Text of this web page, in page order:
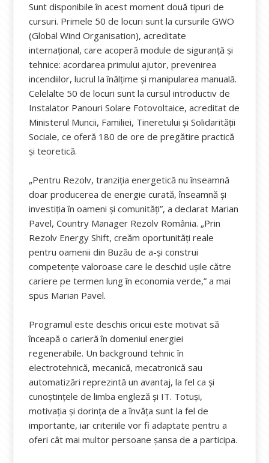
Sunt disponibile în acest moment două tipuri de
cursuri. Primele 50 de locuri sunt la cursurile GWO
(Global Wind Organisation), acreditate
internațional, care acoperă module de siguranță și
tehnice: acordarea primului ajutor, prevenirea
incendiilor, lucrul la înălțime și manipularea manuală.
Celelalte 50 de locuri sunt la cursul introductiv de
Instalator Panouri Solare Fotovoltaice, acreditat de
Ministerul Muncii, Familiei, Tineretului și Solidarității
Sociale, ce oferă 180 de ore de pregătire practică
și teoretică.
„Pentru Rezolv, tranziția energetică nu înseamnă
doar producerea de energie curată, înseamnă și
investiția în oameni și comunități”, a declarat Marian
Pavel, Country Manager Rezolv România. „Prin
Rezolv Energy Shift, creăm oportunități reale
pentru oamenii din Buzău de a-și construi
competențe valoroase care le deschid ușile către
cariere pe termen lung în economia verde,” a mai
spus Marian Pavel.
Programul este deschis oricui este motivat să
înceapă o carieră în domeniul energiei
regenerabile. Un background tehnic în
electrotehnică, mecanică, mecatronică sau
automatizări reprezintă un avantaj, la fel ca și
cunoștințele de limba engleză și IT. Totuși,
motivația și dorința de a învăța sunt la fel de
importante, iar criteriile vor fi adaptate pentru a
oferi cât mai multor persoane șansa de a participa.